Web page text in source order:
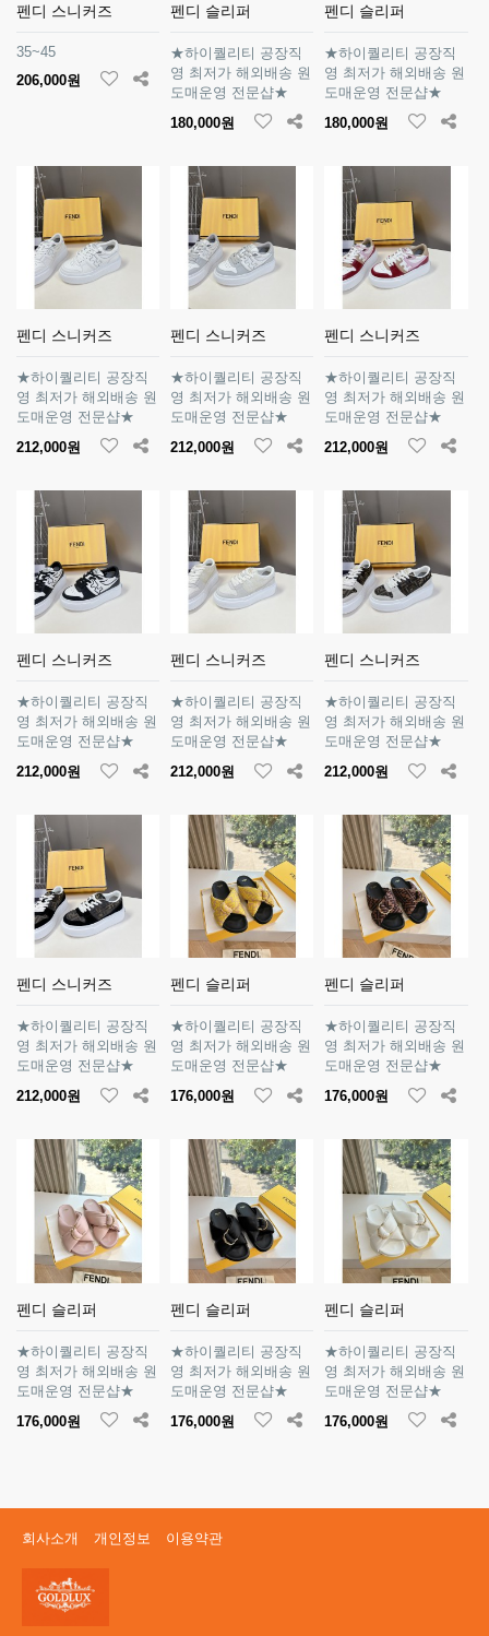
펜디 스니커즈
35~45
206,000원
펜디 슬리퍼
★하이퀄리티 공장직
영 최저가 해외배송 원
도매운영 전문샵★
180,000원
펜디 슬리퍼
★하이퀄리티 공장직
영 최저가 해외배송 원
도매운영 전문샵★
180,000원
펜디 스니커즈
★하이퀄리티 공장직
영 최저가 해외배송 원
도매운영 전문샵★
212,000원
펜디 스니커즈
★하이퀄리티 공장직
영 최저가 해외배송 원
도매운영 전문샵★
212,000원
펜디 스니커즈
★하이퀄리티 공장직
영 최저가 해외배송 원
도매운영 전문샵★
212,000원
펜디 스니커즈
★하이퀄리티 공장직
영 최저가 해외배송 원
도매운영 전문샵★
212,000원
펜디 스니커즈
★하이퀄리티 공장직
영 최저가 해외배송 원
도매운영 전문샵★
212,000원
펜디 스니커즈
★하이퀄리티 공장직
영 최저가 해외배송 원
도매운영 전문샵★
212,000원
펜디 스니커즈
★하이퀄리티 공장직
영 최저가 해외배송 원
도매운영 전문샵★
212,000원
펜디 슬리퍼
★하이퀄리티 공장직
영 최저가 해외배송 원
도매운영 전문샵★
176,000원
펜디 슬리퍼
★하이퀄리티 공장직
영 최저가 해외배송 원
도매운영 전문샵★
176,000원
펜디 슬리퍼
★하이퀄리티 공장직
영 최저가 해외배송 원
도매운영 전문샵★
176,000원
펜디 슬리퍼
★하이퀄리티 공장직
영 최저가 해외배송 원
도매운영 전문샵★
176,000원
펜디 슬리퍼
★하이퀄리티 공장직
영 최저가 해외배송 원
도매운영 전문샵★
176,000원
회사소개 개인정보 이용약관